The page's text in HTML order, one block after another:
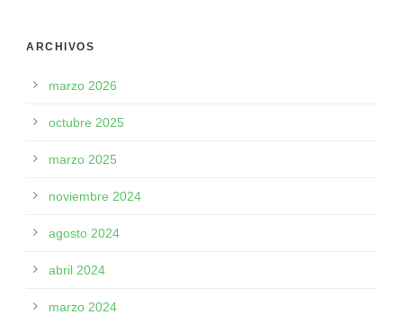
ARCHIVOS
marzo 2026
octubre 2025
marzo 2025
noviembre 2024
agosto 2024
abril 2024
marzo 2024